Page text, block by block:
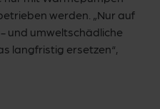
werden. „Nur auf
und umweltschädliche
langfristig ersetzen“,